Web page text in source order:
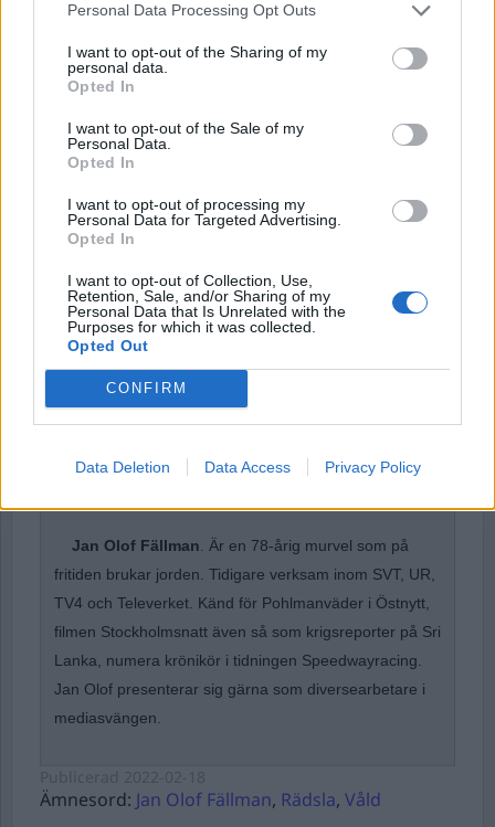
Personal Data Processing Opt Outs
I want to opt-out of the Sharing of my
personal data.
Opted In
I want to opt-out of the Sale of my
Personal Data.
Opted In
I want to opt-out of processing my
Personal Data for Targeted Advertising.
Opted In
I want to opt-out of Collection, Use,
Retention, Sale, and/or Sharing of my
Personal Data that Is Unrelated with the
Purposes for which it was collected.
Opted Out
CONFIRM
Data Deletion Data Access Privacy Policy
Username or E-mail
Password
Remember Me
Forgot Password
Jan Olof Fällman . Är en 78-årig murvel som på
fritiden brukar jorden. Tidigare verksam inom SVT, UR,
TV4 och Televerket. Känd för Pohlmanväder i Östnytt,
filmen Stockholmsnatt även så som krigsreporter på Sri
Lanka, numera krönikör i tidningen Speedwayracing.
Jan Olof presenterar sig gärna som diversearbetare i
mediasvängen.
Ämnesord: Jan Olof Fällman, Rädsla, Våld